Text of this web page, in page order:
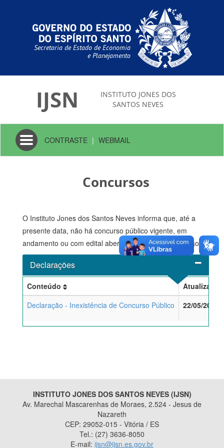
Secretaria de Estado de Economia
e Planejamento
IJSN
INSTITUTO JONES DOS
SANTOS NEVES
Toggle
navigation
CONTRASTE | WEBMAIL
Concursos
O Instituto Jones dos Santos Neves informa que, até a
presente data, não há concurso público vigente, em
andamento ou com edital aberto no âmbito deste órgão.
Declarações
Conteúdo
Declaração - Inexistência de Concurso Público
22/05/2026
INSTITUTO JONES DOS SANTOS NEVES (IJSN)
Av. Marechal Mascarenhas de Moraes, 2.524 - Jesus de
Nazareth
CEP: 29052-015 - Vitória / ES
Tel.: (27) 3636-8050
E-mail: ijsn@ijsn.es.gov.br